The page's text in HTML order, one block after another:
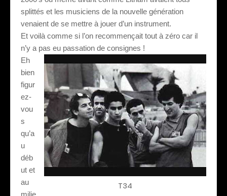
splittés et les musiciens de la nouvelle génération
venaient de se mettre à jouer d’un instrument.
Et voilà comme si l’on recommençait tout à zéro car il
n’y a pas eu passation de consignes !
T34
Eh
bien
figur
ez-
vou
s
qu’a
u
déb
ut et
au